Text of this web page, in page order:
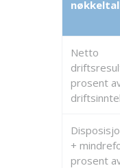
Netto
prosent
+
prosent